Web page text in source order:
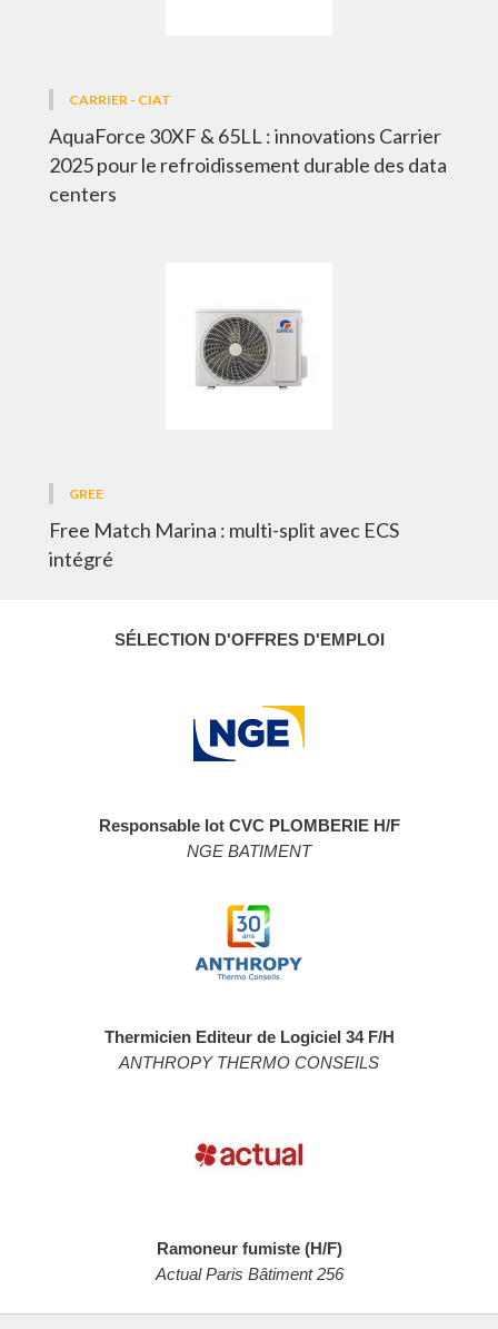
CARRIER - CIAT
AquaForce 30XF & 65LL : innovations Carrier
2025 pour le refroidissement durable des data
centers
GREE
Free Match Marina : multi-split avec ECS
intégré
SÉLECTION D'OFFRES D'EMPLOI
Responsable lot CVC PLOMBERIE H/F
NGE BATIMENT
Thermicien Editeur de Logiciel 34 F/H
ANTHROPY THERMO CONSEILS
Ramoneur fumiste (H/F)
Actual Paris Bâtiment 256